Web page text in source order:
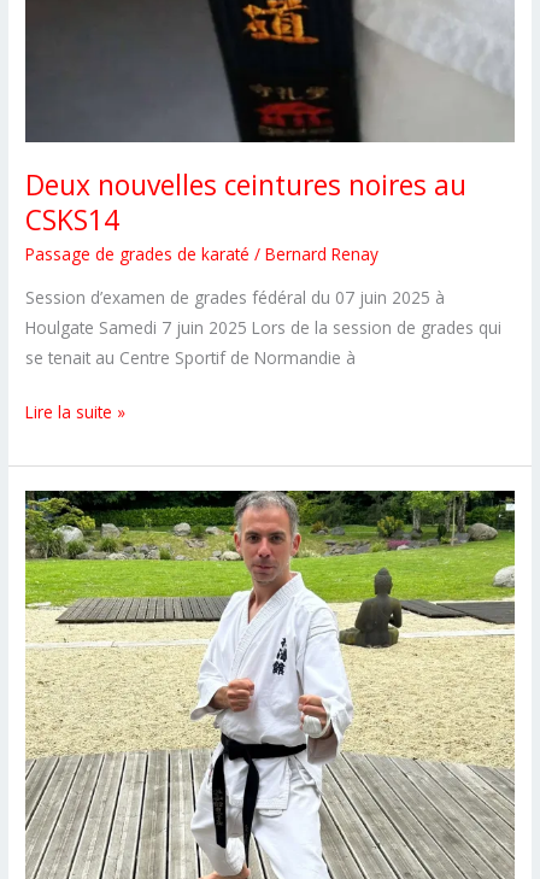
Deux nouvelles ceintures noires au
CSKS14
Passage de grades de karaté /Bernard Renay
Session d’examen de grades fédéral du 07 juin 2025 à
Houlgate Samedi 7 juin 2025 Lors de la session de grades qui
se tenait au Centre Sportif de Normandie à
Deux
ceintures
noires
au
CSKS14
Lire la suite »